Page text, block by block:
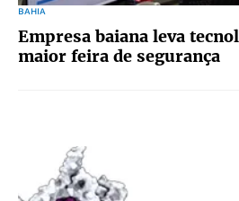
BAHIA
Empresa baiana leva
maior feira de segurança